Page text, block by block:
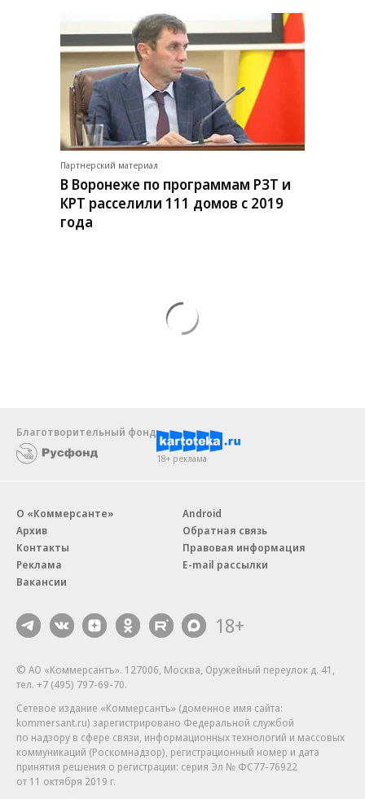
Партнерский материал
В Воронеже по программам РЗТ и
КРТ расселили 111 домов с 2019
года
Благотворительный фонд
18+ реклама
О «Коммерсанте»
Архив
Контакты
Реклама
Вакансии
Android
Обратная связь
Правовая информация
E-mail рассылки
18+
© АО «Коммерсантъ». 127006, Москва, Оружейный переулок д. 41,
тел. +7 (495) 797-69-70.
Сетевое издание «Коммерсантъ» (доменное имя сайта:
kommersant.ru) зарегистрировано Федеральной службой
по надзору в сфере связи, информационных технологий и массовых
коммуникаций (Роскомнадзор), регистрационный номер и дата
принятия решения о регистрации: серия Эл № ФС77-76922
от 11 октября 2019 г.